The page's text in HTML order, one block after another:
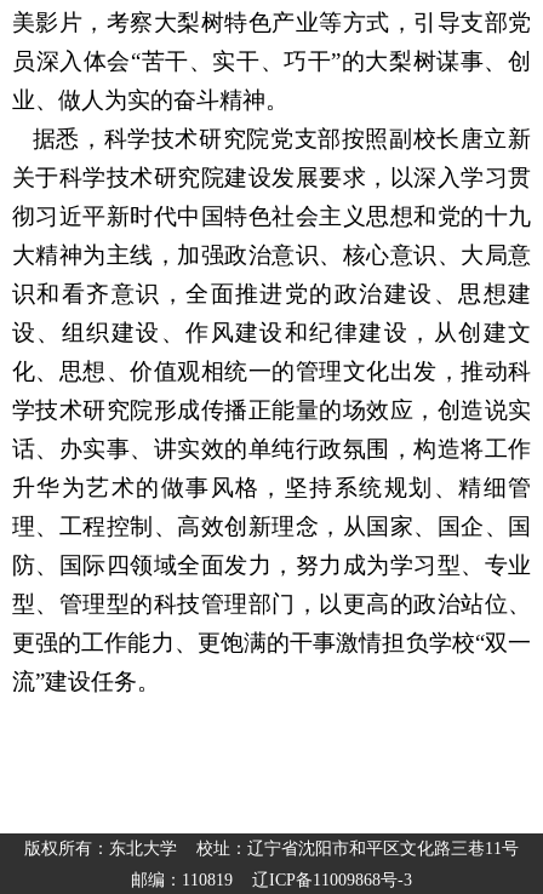
美影片，考察大梨树特色产业等方式，引导支部党
员深入体会“苦干、实干、巧干”的大梨树谋事、创
业、做人为实的奋斗精神。
据悉，科学技术研究院党支部按照副校长唐立新
关于科学技术研究院建设发展要求，以深入学习贯
彻习近平新时代中国特色社会主义思想和党的十九
大精神为主线，加强政治意识、核心意识、大局意
识和看齐意识，全面推进党的政治建设、思想建
设、组织建设、作风建设和纪律建设，从创建文
化、思想、价值观相统一的管理文化出发，推动科
学技术研究院形成传播正能量的场效应，创造说实
话、办实事、讲实效的单纯行政氛围，构造将工作
升华为艺术的做事风格，坚持系统规划、精细管
理、工程控制、高效创新理念，从国家、国企、国
防、国际四领域全面发力，努力成为学习型、专业
型、管理型的科技管理部门，以更高的政治站位、
更强的工作能力、更饱满的干事激情担负学校“双一
流”建设任务。
版权所有：东北大学 校址：辽宁省沈阳市和平区文化路三巷11号
邮编：110819 辽ICP备11009868号-3